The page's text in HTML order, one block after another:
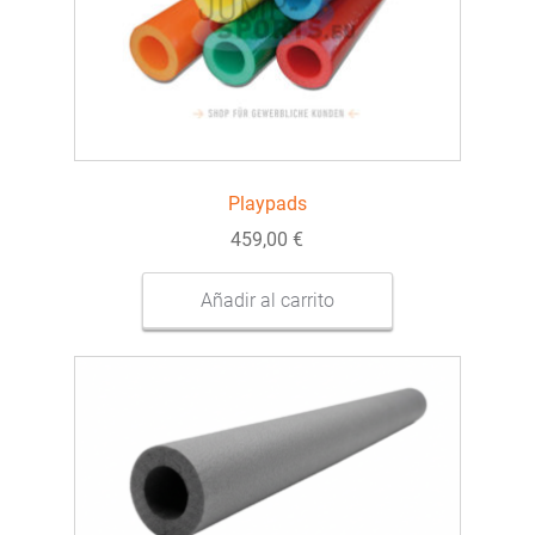
página
Playpads
459,00€
Añadir al carrito